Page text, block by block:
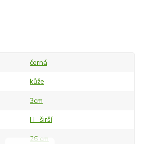
černá
kůže
3cm
H -širší
26 cm